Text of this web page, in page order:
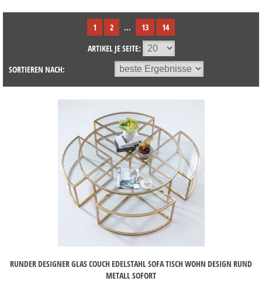
1 2 ... 13
14
ARTIKEL JE SEITE:
SORTIEREN NACH:
RUNDER DESIGNER GLAS COUCH EDELSTAHL SOFA TISCH WOHN DESIGN RUND
METALL SOFORT